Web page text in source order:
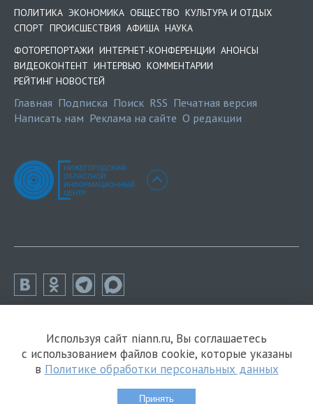
ПОЛИТИКА ЭКОНОМИКА ОБЩЕСТВО КУЛЬТУРА И ОТДЫХ
СПОРТ ПРОИСШЕСТВИЯ АФИША НАУКА
ФОТОРЕПОРТАЖИ ИНТЕРНЕТ-КОНФЕРЕНЦИИ АНОНСЫ
ВИДЕОКОНТЕНТ ИНТЕРВЬЮ КОММЕНТАРИИ
РЕЙТИНГ НОВОСТЕЙ
Главная Подписка Поиск RSS Печатная версия
Написать нам Реклама на сайте О редакции
Используя сайт niann.ru, Вы соглашаетесь
с использованием файлов cookie, которые указаны
в Политике обработки персональных данных
Принять